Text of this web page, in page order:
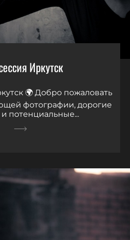
Иркутск
🌍 Добро пожаловать
фотографии, дорогие
потенциальные...